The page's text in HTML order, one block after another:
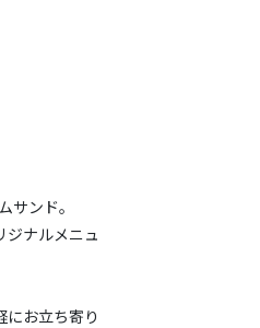
サンド。
ジナルメニュ
にお立ち寄り